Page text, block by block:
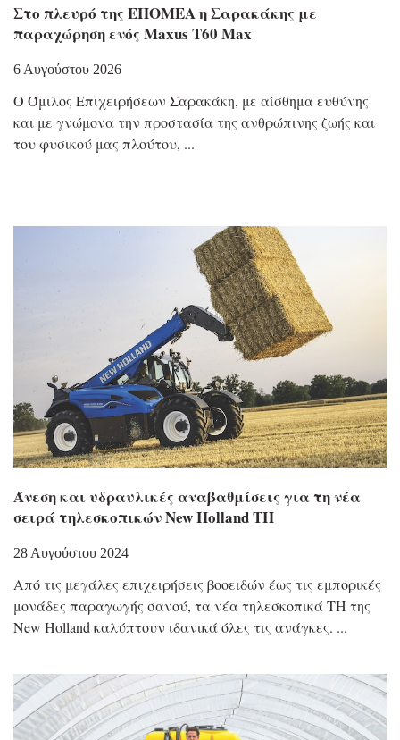
Στο πλευρό της ΕΠΟΜΕΑ η Σαρακάκης με
παραχώρηση ενός Maxus T60 Max
6 Αυγούστου 2026
Ο Όμιλος Επιχειρήσεων Σαρακάκη, με αίσθημα ευθύνης
και με γνώμονα την προστασία της ανθρώπινης ζωής και
του φυσικού μας πλούτου,
Άνεση και υδραυλικές αναβαθμίσεις για τη νέα
σειρά τηλεσκοπικών New Holland TH
28 Αυγούστου 2024
Από τις μεγάλες επιχειρήσεις βοοειδών έως τις εμπορικές
μονάδες παραγωγής σανού, τα νέα τηλεσκοπικά TH της
New Holland καλύπτουν ιδανικά όλες τις ανάγκες.